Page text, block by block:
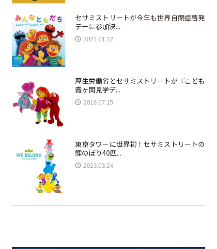
セサミストリートが今年も世界自閉症啓発
デーに参加決...
2021.01.22
厚生労働省とセサミストリートが『こども
霞ヶ関見学デ...
2018.07.15
東京タワーに世界初！セサミストリートの
鯉のぼり40匹...
2023.03.24